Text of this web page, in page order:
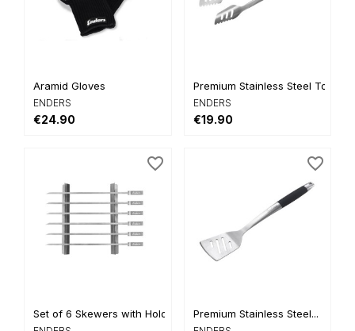
Aramid Gloves
ENDERS
€24.90
Premium Stainless Steel Tongs
ENDERS
€19.90
Set of 6 Skewers with Holder
favorite_border
Premium Stainless Steel...
favorite_border